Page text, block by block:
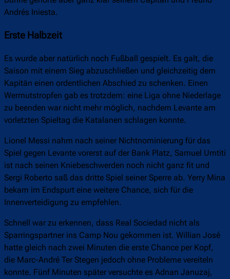
Andrés Iniesta.
Erste Halbzeit
Es wurde aber natürlich noch Fußball gespielt. Es galt, die
Saison mit einem Sieg abzuschließen und gleichzeitig dem
Kapitän einen ordentlichen Abschied zu schenken. Einen
Wermutstropfen gab es trotzdem: eine Liga ohne Niederlage
zu beenden war nicht mehr möglich, nachdem Levante am
vorletzten Spieltag die Katalanen schlagen konnte.
Lionel Messi nahm nach seiner Nichtnominierung für das
Spiel gegen Levante vorerst auf der Bank Platz, Samuel Umtiti
ist nach seinen Kniebeschwerden noch nicht ganz fit und
Sergi Roberto saß das dritte Spiel seiner Sperre ab. Yerry Mina
bekam im Endspurt eine weitere Chance, sich für die
Innenverteidigung zu empfehlen.
Schnell war zu erkennen, dass Real Sociedad nicht als
Sparringspartner ins Camp Nou gekommen ist. Willian José
hatte gleich nach zwei Minuten die erste Chance per Kopf,
die Marc-André Ter Stegen jedoch ohne Probleme vereiteln
konnte. Fünf Minuten später versuchte es Adnan Januzaj,